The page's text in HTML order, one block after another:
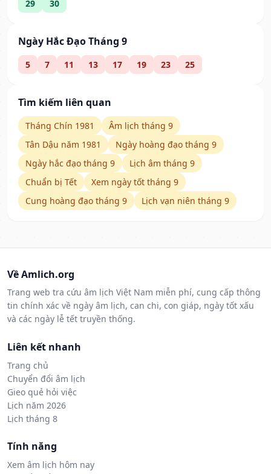
29
30
Ngày Hắc Đạo Tháng 9
5 7 11 13 17 19 23 25
Tìm kiếm liên quan
Tháng Chín 1981
Âm lịch tháng 9
Tân Dậu năm 1981
Ngày hoàng đạo tháng 9
Ngày hắc đạo tháng 9
Lịch âm tháng 9
Chuẩn bị Tết
Xem ngày tốt tháng 9
Cung hoàng đạo tháng 9
Lịch vạn niên tháng 9
Về Amlich.org
Trang web tra cứu âm lịch Việt Nam miễn phí, cung cấp thông
tin chính xác về ngày âm lịch, can chi, con giáp, ngày tốt xấu
và các ngày lễ tết truyền thống.
Liên kết nhanh
Trang chủ
Chuyển đổi âm lịch
Gieo quẻ hỏi việc
Lịch năm 2026
Lịch tháng 8
Tính năng
Xem âm lịch hôm nay